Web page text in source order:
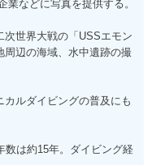
などに写真を提供する。
世界大戦の「USSエモン
周辺の海域、水中遺跡の撮
ルダイビングの普及にも
数は約15年。ダイビング経